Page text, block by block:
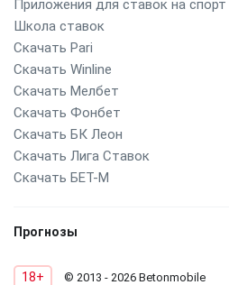
Приложения для ставок на спорт
Школа ставок
Скачать Pari
Скачать Winline
Скачать Мелбет
Скачать Фонбет
Скачать БК Леон
Скачать Лига Ставок
Скачать БЕТ-М
Прогнозы
18+ © 2013 - 2026 Betonmobile